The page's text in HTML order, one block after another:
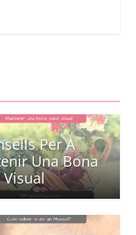
Per A
Una Bona
Visual